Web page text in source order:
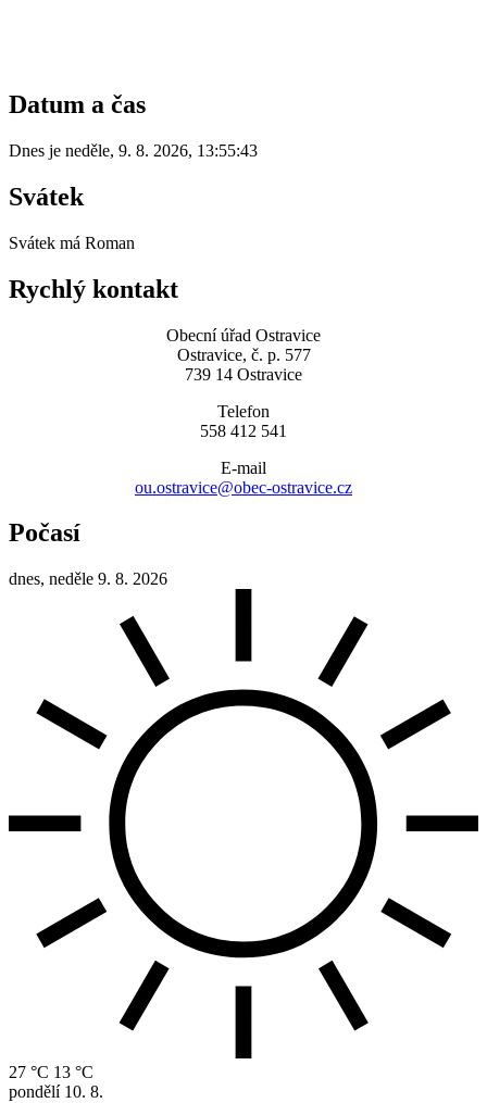
Datum a čas
Dnes je neděle, 9. 8. 2026, 13:55:43
Svátek
Svátek má Roman
Rychlý kontakt
Obecní úřad Ostravice
Ostravice, č. p. 577
739 14 Ostravice
Telefon
558 412 541
E-mail
ou.ostravice@obec-ostravice.cz
Počasí
dnes, neděle 9. 8. 2026
27 °C 13 °C
pondělí 10. 8.